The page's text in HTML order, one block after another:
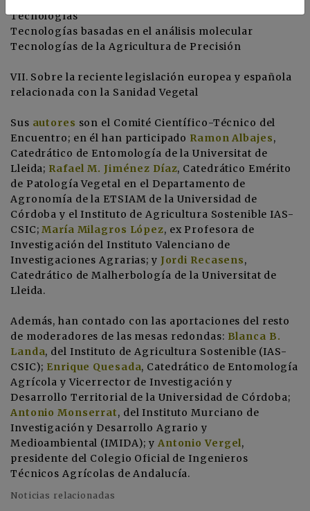
Tecnologías
Tecnologías basadas en el análisis molecular
Tecnologías de la Agricultura de Precisión
VII. Sobre la reciente legislación europea y española
relacionada con la Sanidad Vegetal
Sus autores son el Comité Científico-Técnico del
Encuentro; en él han participado Ramon Albajes,
Catedrático de Entomología de la Universitat de
Lleida; Rafael M. Jiménez Díaz, Catedrático Emérito
de Patología Vegetal en el Departamento de
Agronomía de la ETSIAM de la Universidad de
Córdoba y el Instituto de Agricultura Sostenible IAS-
CSIC;María Milagros López, ex Profesora de
Investigación del Instituto Valenciano de
Investigaciones Agrarias; y Jordi Recasens,
Catedrático de Malherbología de la Universitat de
Lleida.
Además, han contado con las aportaciones del resto
de moderadores de las mesas redondas: Blanca B.
Landa, del Instituto de Agricultura Sostenible (IAS-
CSIC); Enrique Quesada, Catedrático de Entomología
Agrícola y Vicerrector de Investigación y
Desarrollo Territorial de la Universidad de Córdoba;
Antonio Monserrat, del Instituto Murciano de
Investigación y Desarrollo Agrario y
Medioambiental (IMIDA); y Antonio Vergel,
presidente del Colegio Oficial de Ingenieros
Técnicos Agrícolas de Andalucía.
Noticias relacionadas